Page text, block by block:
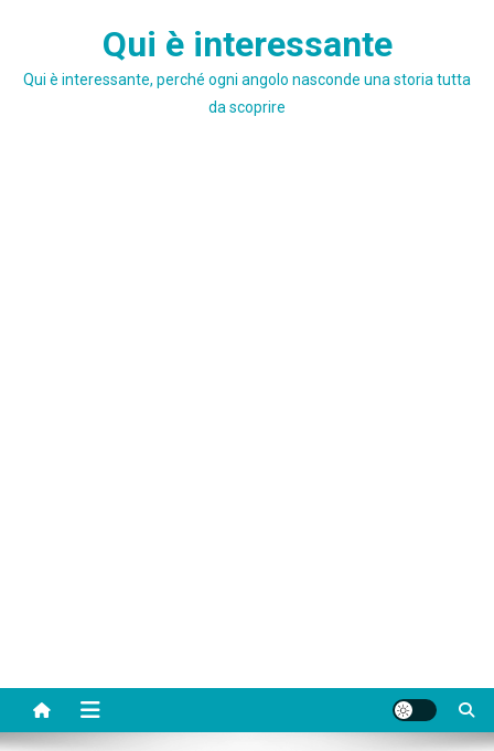
Qui è interessante
Qui è interessante, perché ogni angolo nasconde una storia tutta
da scoprire